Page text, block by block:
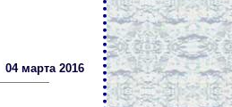
04 марта 2016